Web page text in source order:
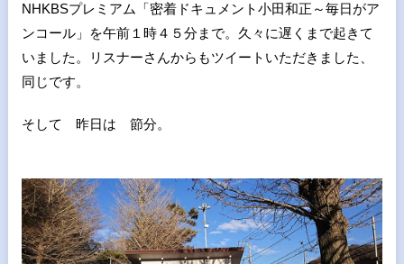
NHKBSプレミアム「密着ドキュメント小田和正～毎日がア
ンコール」を午前１時４５分まで。久々に遅くまで起きて
いました。リスナーさんからもツイートいただきました、
同じです。
そして 昨日は 節分。